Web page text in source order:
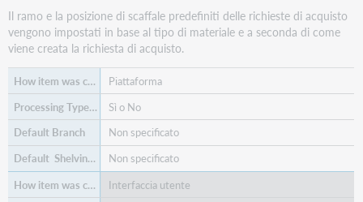
Il ramo e la posizione di scaffale predefiniti delle richieste di acquisto
vengono impostati in base al tipo di materiale e a seconda di come
viene creata la richiesta di acquisto.
Piattaforma
Sì o No
Non specificato
Non specificato
Interfaccia utente